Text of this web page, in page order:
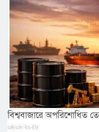
বিশ্ববাজারে অপরিশোধিত
০৪/০৮/২০২৬